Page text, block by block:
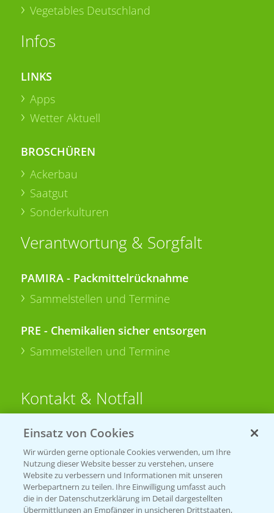
Vegetables Deutschland
Infos
LINKS
Apps
Wetter Aktuell
BROSCHÜREN
Ackerbau
Saatgut
Sonderkulturen
Verantwortung & Sorgfalt
PAMIRA - Packmittelrücknahme
Sammelstellen und Termine
PRE - Chemikalien sicher entsorgen
Sammelstellen und Termine
Kontakt & Notfall
Beratung auf WhatsApp
T.+49 (0)174 346 564 1
KONTAKT
Einsatz von Cookies
Wir würden gerne optionale Cookies verwenden, um Ihre
Nutzung dieser Website besser zu verstehen, unsere
Website zu verbessern und Informationen mit unseren
Werbepartnern zu teilen. Ihre Einwilligung umfasst auch
die in der Datenschutzerklärung im Detail dargestellten
Übermittlungen an Empfänger in unsicheren Drittstaaten,